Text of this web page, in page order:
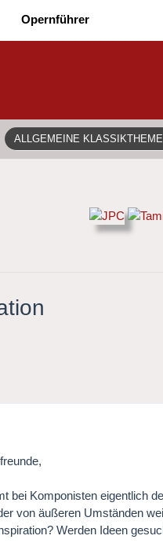
Opernführer
ALLGEMEINE
bei Komponisten eigentlich
von äußeren Umständen
Werden Ideen